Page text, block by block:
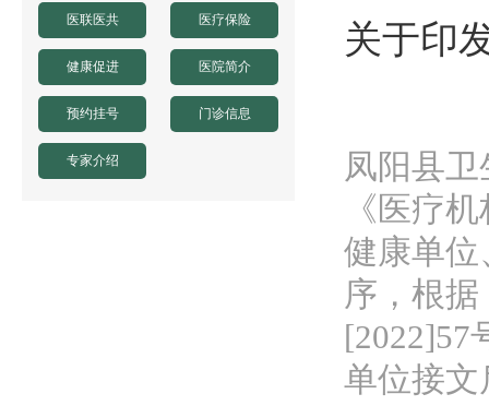
医联医共 医疗保险
健康促进 医院简介
预约挂号 门诊信息
专家介绍
关于印
凤阳县
《医疗
健康单位
序，根
[2022]57
单位接文